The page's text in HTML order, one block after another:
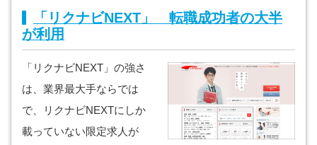
「リクナビNEXT」 転職成功者の大半
が利用
「リクナビNEXT」の強さ
は、業界最大手ならでは
で、リクナビNEXTにしか
載っていない限定求人が